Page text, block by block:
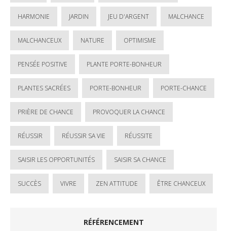
HARMONIE JARDIN JEU D'ARGENT MALCHANCE
MALCHANCEUX NATURE OPTIMISME
PENSÉE POSITIVE PLANTE PORTE-BONHEUR
PLANTES SACRÉES PORTE-BONHEUR PORTE-CHANCE
PRIÈRE DE CHANCE PROVOQUER LA CHANCE
RÉUSSIR RÉUSSIR SA VIE RÉUSSITE
SAISIR LES OPPORTUNITÉS SAISIR SA CHANCE
SUCCÈS VIVRE ZEN ATTITUDE ÊTRE CHANCEUX
RÉFÉRENCEMENT